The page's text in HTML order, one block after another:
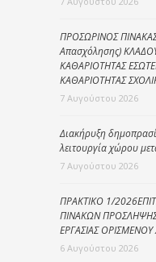
ΠΡΟΣΩΡΙΝΟΣ
Απασχόλησης)
ΚΑΘΑΡΙΟΤΗΤΑΣ
ΚΑΘΑΡΙΟΤΗΤΑΣ
7 Αυγούστου 2026
Διακήρυξη
λειτουργία χώρου
7 Αυγούστου 2026
ΠΡΑΚΤΙΚΟ 1/
ΠΙΝΑΚΩΝ
ΕΡΓΑΣΙΑΣ
6 Αυγούστου 2026